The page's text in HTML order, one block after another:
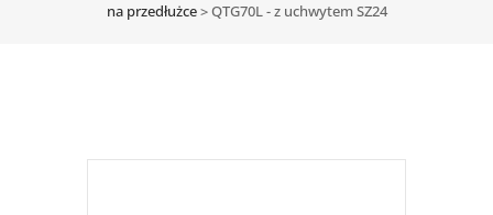
na przedłużce>QTG70L - z uchwytem SZ24